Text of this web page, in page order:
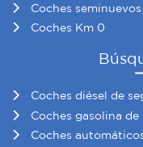
Coches seminuevos
Coches Km 0
Coches diésel de
Coches gasolina
Coches